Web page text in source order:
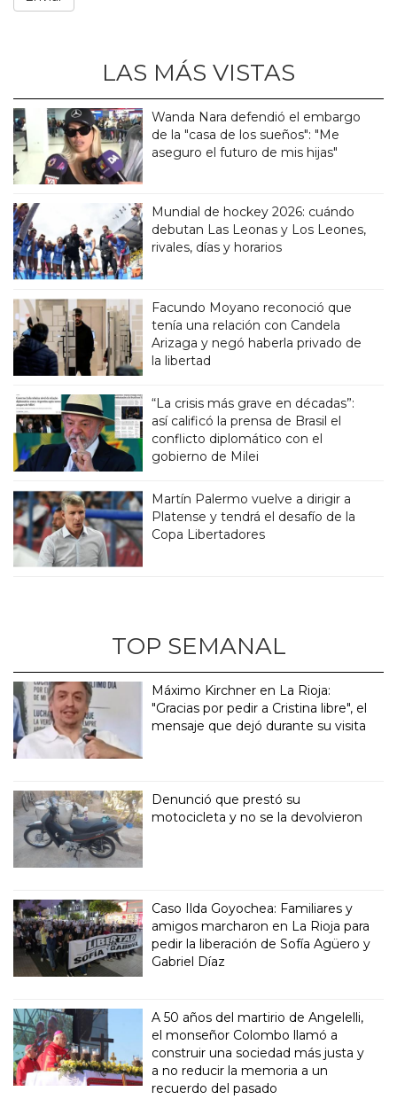
LAS MÁS VISTAS
Wanda Nara defendió el embargo
de la "casa de los sueños": "Me
aseguro el futuro de mis hijas"
Mundial de hockey 2026: cuándo
debutan Las Leonas y Los Leones,
rivales, días y horarios
Facundo Moyano reconoció que
tenía una relación con Candela
Arizaga y negó haberla privado de
la libertad
“La crisis más grave en décadas”:
así calificó la prensa de Brasil el
conflicto diplomático con el
gobierno de Milei
Martín Palermo vuelve a dirigir a
Platense y tendrá el desafío de la
Copa Libertadores
TOP SEMANAL
Máximo Kirchner en La Rioja:
"Gracias por pedir a Cristina libre", el
mensaje que dejó durante su visita
Denunció que prestó su
motocicleta y no se la devolvieron
Caso Ilda Goyochea: Familiares y
amigos marcharon en La Rioja para
pedir la liberación de Sofía Agüero y
Gabriel Díaz
A 50 años del martirio de Angelelli,
el monseñor Colombo llamó a
construir una sociedad más justa y
a no reducir la memoria a un
recuerdo del pasado